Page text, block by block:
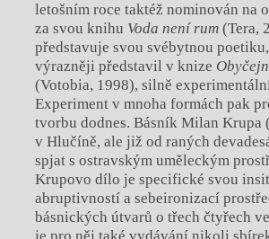
letošním roce taktéž nominován na
za svou knihu Voda není rum(Tera,
představuje svou svébytnou
výrazněji představil v knize
(Votobia, 1998), silně
Experiment v mnoha formách pak
tvorbu dodnes. Básník Milan Krupa
v Hlučíně, ale již od raných
spjat s ostravským uměleckým
Krupovo dílo je specifické svou
abruptivností a sebeironizací
básnických útvarů o třech čtyřech
je pro něj také vydávání nikoli